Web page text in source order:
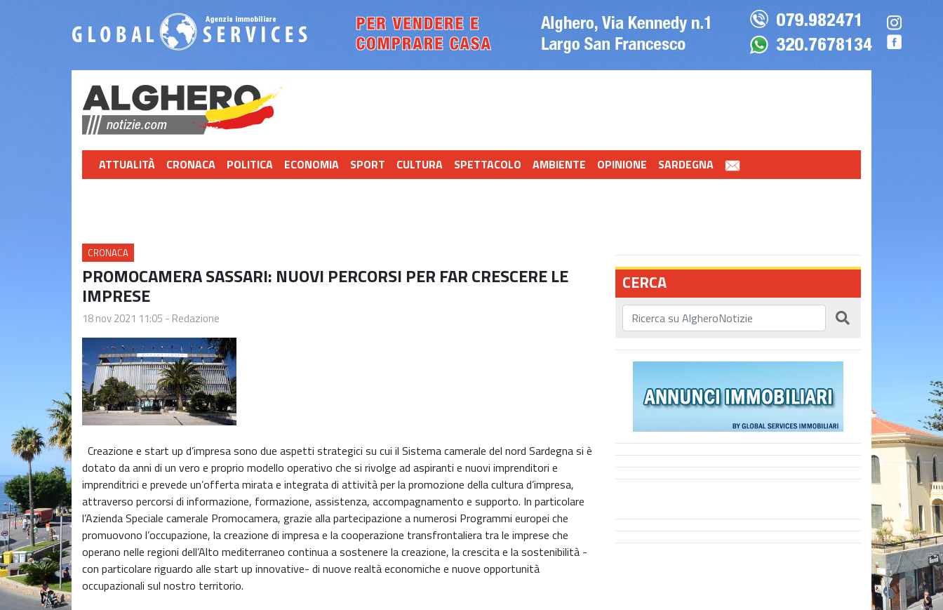
ATTUALITÀ CRONACA POLITICA ECONOMIA SPORT CULTURA SPETTACOLO AMBIENTE OPINIONE SARDEGNA
CRONACA
PROMOCAMERA SASSARI: NUOVI PERCORSI PER FAR CRESCERE LE
IMPRESE
18 nov 2021 11:05 - Redazione
Creazione e start up d’impresa sono due aspetti strategici su cui il Sistema camerale del nord Sardegna si è
dotato da anni di un vero e proprio modello operativo che si rivolge ad aspiranti e nuovi imprenditori e
imprenditrici e prevede un’offerta mirata e integrata di attività per la promozione della cultura d’impresa,
attraverso percorsi di informazione, formazione, assistenza, accompagnamento e supporto. In particolare
l’Azienda Speciale camerale Promocamera, grazie alla partecipazione a numerosi Programmi europei che
promuovono l’occupazione, la creazione di impresa e la cooperazione transfrontaliera tra le imprese che
operano nelle regioni dell’Alto mediterraneo continua a sostenere la creazione, la crescita e la sostenibilità -
con particolare riguardo alle start up innovative- di nuove realtà economiche e nuove opportunità
occupazionali sul nostro territorio.
CERCA